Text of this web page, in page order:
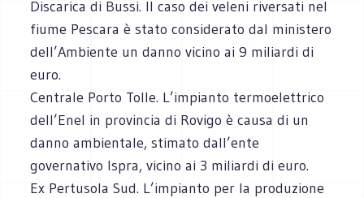
Discarica di Bussi. Il caso dei veleni riversati nel
fiume Pescara è stato considerato dal ministero
dell’Ambiente un danno vicino ai 9 miliardi di
euro.
Centrale Porto Tolle. L’impianto termoelettrico
dell’Enel in provincia di Rovigo è causa di un
danno ambientale, stimato dall’ente
governativo Ispra, vicino ai 3 miliardi di euro.
Ex Pertusola Sud. L’impianto per la produzione